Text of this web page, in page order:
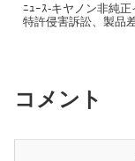
ﾆｭｰｽ-キヤノン非純
特許侵害訴訟、製品
コメント